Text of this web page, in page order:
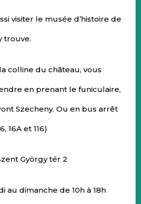
visiter le musée d’histoire de
trouve.
colline du château, vous
en prenant le funiculaire,
Szecheny. Ou en bus arrêt
16A et 116)
György tér 2
au dimanche de 10h à 18h